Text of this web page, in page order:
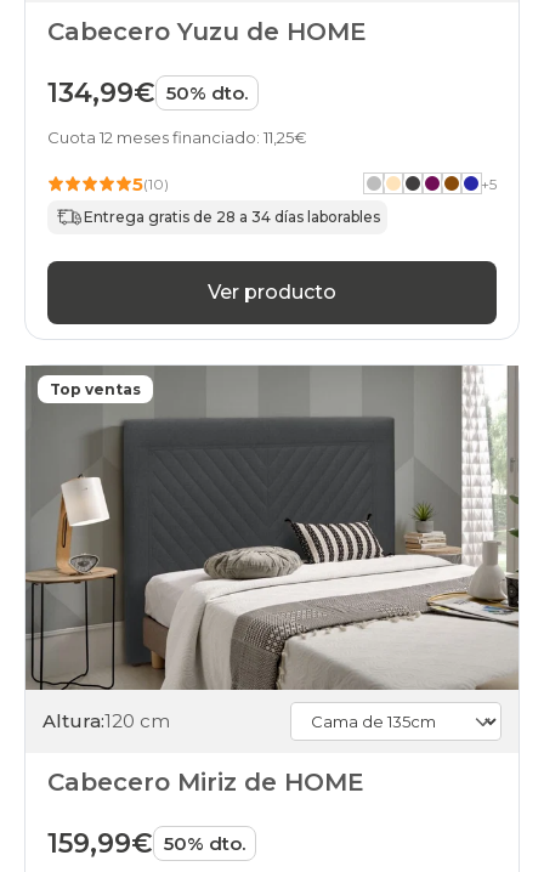
Cabecero Yuzu de HOME
134,99€ 50% dto.
Cuota 12 meses financiado: 11,25€
5(10) +5
Entrega gratis de 28 a 34 días laborables
Ver producto
Top ventas
Altura:120 cm
Cabecero Miriz de HOME
159,99€ 50% dto.